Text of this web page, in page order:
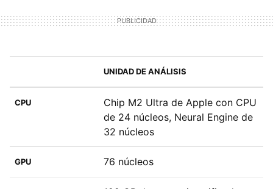
UNIDAD DE ANÁLISIS
CPU
Chip M2 Ultra de Apple con CPU
de 24 núcleos, Neural Engine de
32 núcleos
GPU 76 núcleos